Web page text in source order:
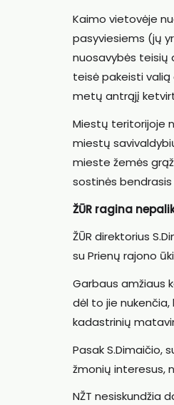
Kaimo vietovėje
pasyviesiems (jų
nuosavybės teisių
teisė pakeisti
metų antrąjį
Miestų teritorijoje
miestų
mieste žemės
sostinės
ŽŪR ragina
ŽŪR direktorius
su Prienų rajono
Garbaus amžiaus
dėl to jie
kadastrinių
Pasak S.Dimaičio,
žmonių interesus,
NŽT nesiskundžia